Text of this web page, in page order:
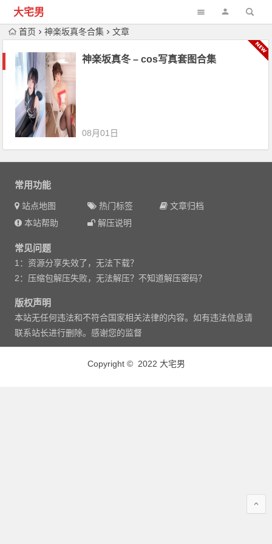
大宅男
首页 神楽坂真冬合集 文章
神楽坂真冬 – cos写真套图合集
08月01日
常用功能
站点地图 热门标签
文章归档
本站帮助
解压说明
常见问题
1：资源分享失效了，无法下载？
2：压缩包解压失败，无法解压？不知道解压密码？
版权声明
本站无任何违法和不符合国家相关法律的内容。如有违法信息请
联系站长进行删除。感谢您的监督
Copyright © 2022 大宅男